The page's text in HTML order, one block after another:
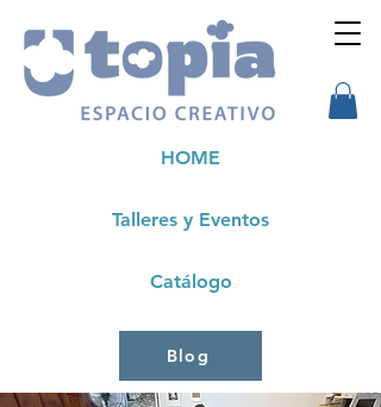
Talleres y Eventos
HOME
Catálogo
Blog